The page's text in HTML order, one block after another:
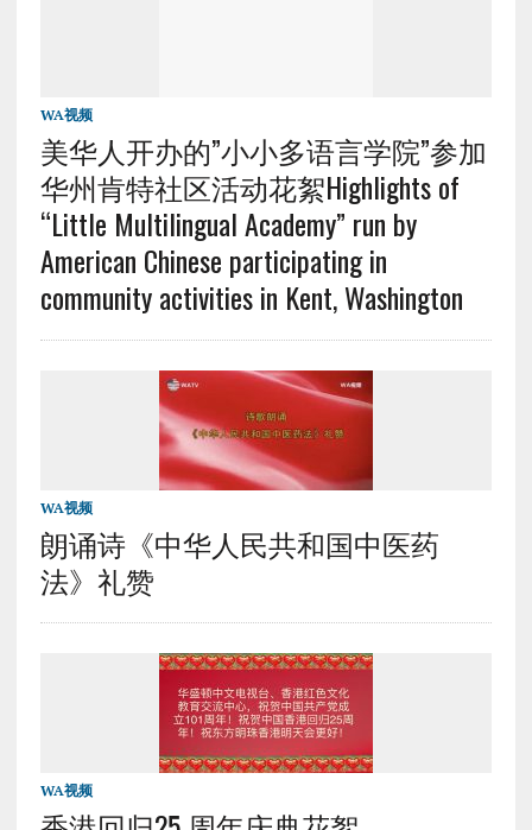
WA视频
美华人开办的”小小多语言学院”参加
华州肯特社区活动花絮Highlights of
“Little Multilingual Academy” run by
American Chinese participating in
community activities in Kent, Washington
WA视频
朗诵诗《中华人民共和国中医药
法》礼赞
WA视频